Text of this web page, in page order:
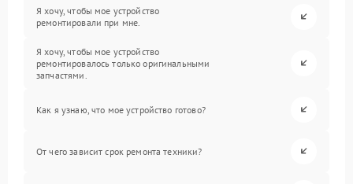
Я хочу, чтобы мое устройство
ремонтировали при мне.
Я хочу, чтобы мое устройство
ремонтировалось только оригинальными
запчастями.
Как я узнаю, что мое устройство готово?
От чего зависит срок ремонта техники?